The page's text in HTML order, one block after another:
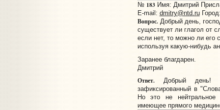
№ 183Имя: Дмитрий
E-mail: dmitry@ntd.ru
Вопрос.Добрый день,
существует ли глагол от
если нет, то можно ли его
используя какую-нибудь
Заранее благдарен.
Дмитрий
Ответ.Добрый день!
зафиксированный в
Но это не нейтральное
имеющее прямого